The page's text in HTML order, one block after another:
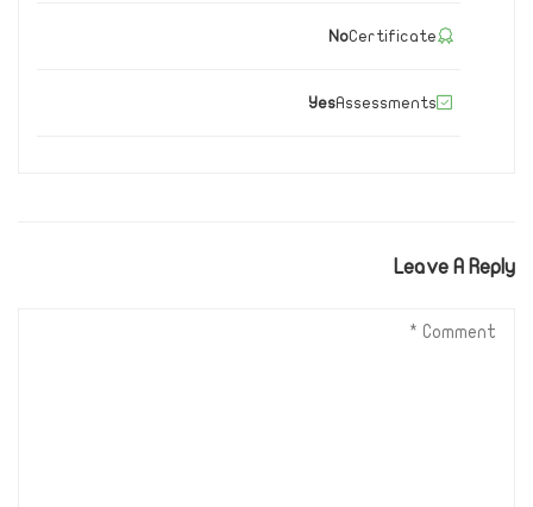
Certificate
No
Assessments
Yes
Leave A Reply